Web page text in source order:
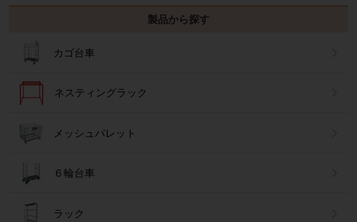
製品から探す
カゴ台車
ネスティングラック
メッシュパレット
６輪台車
ラック